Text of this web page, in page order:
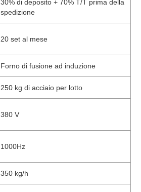
30% di deposito + 70% T/T prima della
spedizione
20 set al mese
Forno di fusione ad induzione
250 kg di acciaio per lotto
380 V
1000Hz
350 kg/h